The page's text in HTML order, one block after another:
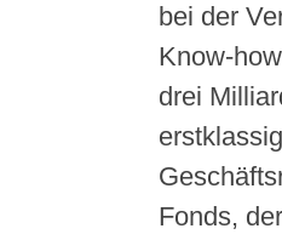
bei der
Know-
drei
Fonds,